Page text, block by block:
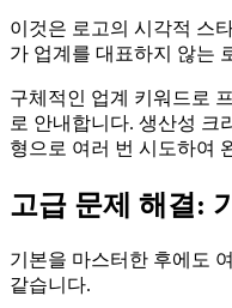
이것은 로고의 시각적 스
가 업계를 대표하지 않는
구체적인 업계 키워드로
로 안내합니다. 생산성 크
형으로 여러 번 시도하여
고급 문제 해결:
기본을 마스터한 후에도
같습니다.